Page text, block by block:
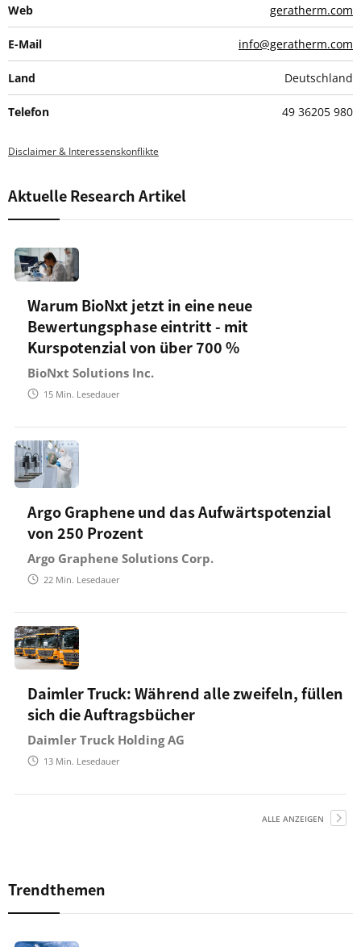
Web geratherm.com
E-Mail info@geratherm.com
Land Deutschland
Telefon 49 36205 980
Disclaimer & Interessenskonflikte
Aktuelle Research Artikel
Warum BioNxt jetzt in eine neue
Bewertungsphase eintritt - mit
Kurspotenzial von über 700 %
BioNxt Solutions Inc.
15 Min. Lesedauer
Argo Graphene und das Aufwärtspotenzial
von 250 Prozent
Argo Graphene Solutions Corp.
22 Min. Lesedauer
Daimler Truck: Während alle zweifeln, füllen
sich die Auftragsbücher
Daimler Truck Holding AG
13 Min. Lesedauer
ALLE ANZEIGEN
Trendthemen